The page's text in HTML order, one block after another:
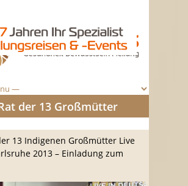
der 13 Großmütter
13 Indigenen Großmütter Live
2013 – Einladung zum